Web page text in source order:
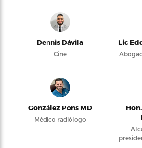
Dennis Dávila
Cine
Lic
González Pons MD
Médico radiólogo